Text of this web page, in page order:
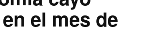
el mes de